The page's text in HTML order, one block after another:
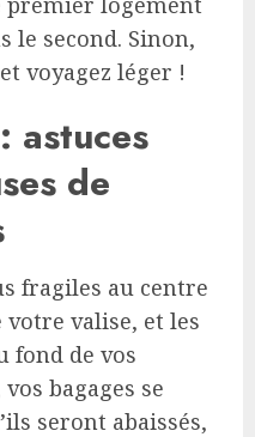
le second. Sinon,
voyagez léger !
astuces
de
fragiles au centre
votre valise, et les
fond de vos
bagages se
seront abaissés,